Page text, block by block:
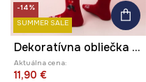
-14%
SUMMER SALE
Dekoratívna obliečka na vankúš
Aktuálna cena:
11,90 €